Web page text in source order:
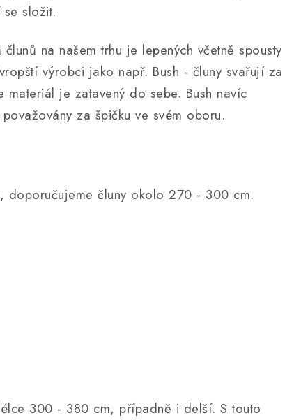
složit.
na našem trhu je lepených včetně spousty
výrobci jako např. Bush - čluny svařují za
je zatavený do sebe. Bush navíc
za špičku ve svém oboru.
doporučujeme čluny okolo 270 - 300 cm.
300 - 380 cm, případně i delší. S touto